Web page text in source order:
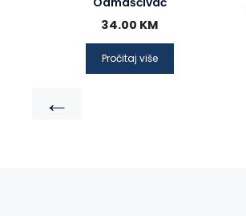
34.00 KM
Pročitaj više
←